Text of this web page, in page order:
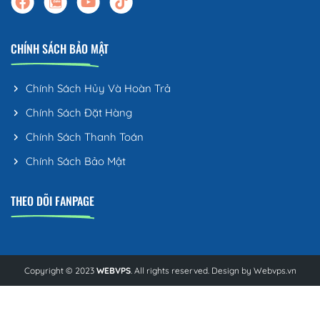
CHÍNH SÁCH BẢO MẬT
Chính Sách Hủy Và Hoàn Trả
Chính Sách Đặt Hàng
Chính Sách Thanh Toán
Chính Sách Bảo Mật
THEO DÕI FANPAGE
Copyright © 2023 WEBVPS. All rights reserved. Design by Webvps.vn